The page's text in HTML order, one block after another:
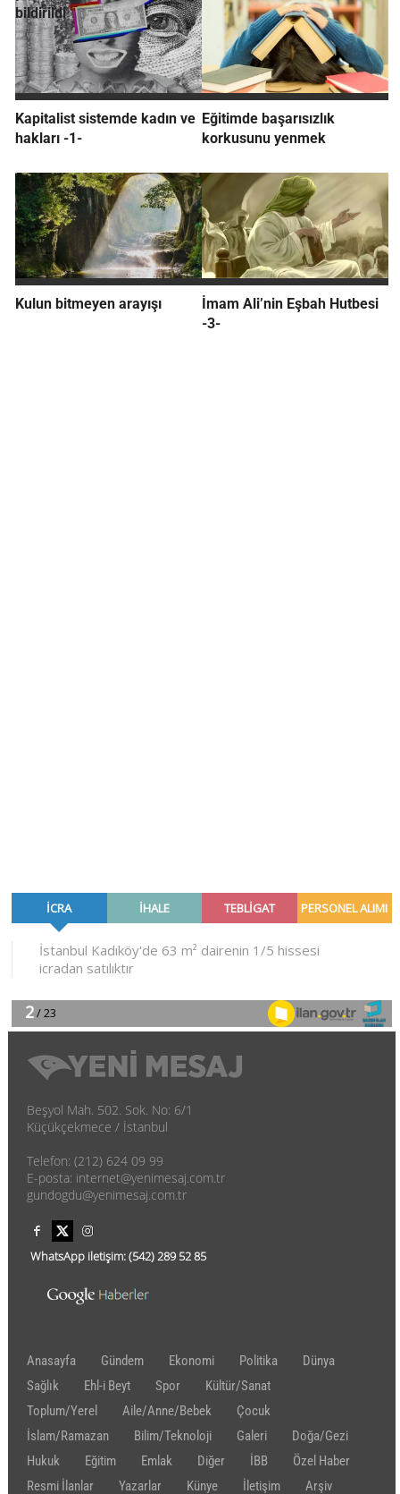
bildirildi
Kapitalist sistemde kadın ve
hakları -1-
Eğitimde başarısızlık
korkusunu yenmek
Kulun bitmeyen arayışı
İmam Ali’nin Eşbah Hutbesi
-3-
Beşyol Mah. 502. Sok. No: 6/1
Küçükçekmece / İstanbul
Telefon: (212) 624 09 99
E-posta: internet@yenimesaj.com.tr
gundogdu@yenimesaj.com.tr
WhatsApp iletişim:(542)289 52 85
Anasayfa Gündem Ekonomi Politika
Dünya
Sağlık
Ehl-i Beyt Spor
Kültür/Sanat
Toplum/Yerel
Aile/Anne/Bebek
Çocuk
İslam/Ramazan
Bilim/Teknoloji Galeri
Doğa/Gezi
Hukuk
Eğitim Emlak Diğer İBB
Özel Haber
Resmi İlanlar
Yazarlar Künye İletişim Arşiv